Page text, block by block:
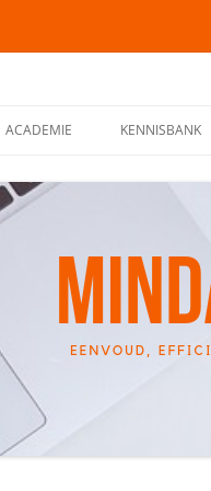
ACADEMIE KENNISBANK